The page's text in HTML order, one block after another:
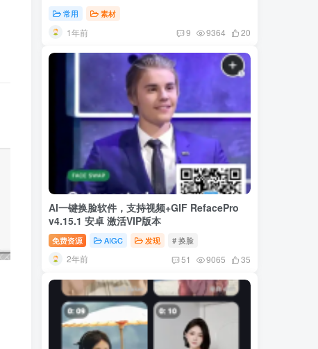
常用 素材
1年前 9 9364 20
AI一键换脸软件，支持视频+GIF RefacePro
v4.15.1 安卓 激活VIP版本
免费资源 AIGC 发现 # 换脸
2年前 51 9065 35